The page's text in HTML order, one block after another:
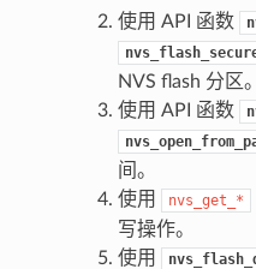
使用 API 函数
NVS flash 分区。
使用 API 函数
间。
使用
nvs_get_*
写操作。
使用